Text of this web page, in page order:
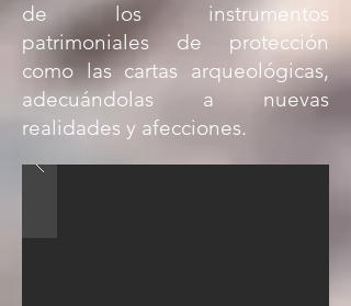
de los instrumentos
patrimoniales de protección
como las cartas arqueológicas,
adecuándolas a nuevas
realidades y afecciones.